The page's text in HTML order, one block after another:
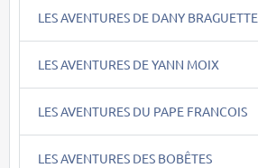
LES AVENTURES DE DANY BRAGUETTE
LES AVENTURES DE YANN MOIX
LES AVENTURES DU PAPE FRANCOIS
LES AVENTURES DES BOBÊTES